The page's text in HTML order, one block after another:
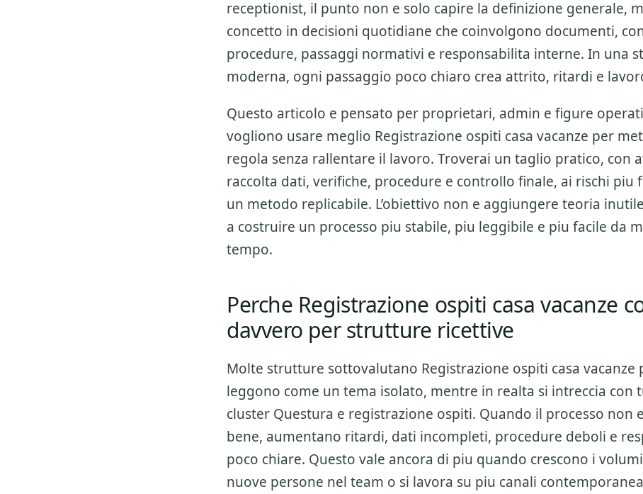
receptionist, il punto non e solo capire la definizione generale,
concetto in decisioni quotidiane che coinvolgono documenti,
procedure, passaggi normativi e responsabilita interne. In una
moderna, ogni passaggio poco chiaro crea attrito, ritardi e
Questo articolo e pensato per proprietari, admin e figure
vogliono usare meglio Registrazione ospiti casa vacanze per
regola senza rallentare il lavoro. Troverai un taglio pratico, con
raccolta dati, verifiche, procedure e controllo finale, ai rischi piu
un metodo replicabile. L’obiettivo non e aggiungere teoria
a costruire un processo piu stabile, piu leggibile e piu facile da
tempo.
Perche Registrazione ospiti casa vacanze
davvero per strutture ricettive
Molte strutture sottovalutano Registrazione ospiti casa vacanze
leggono come un tema isolato, mentre in realta si intreccia con
cluster Questura e registrazione ospiti. Quando il processo non
bene, aumentano ritardi, dati incompleti, procedure deboli e
poco chiare. Questo vale ancora di piu quando crescono i
nuove persone nel team o si lavora su piu canali